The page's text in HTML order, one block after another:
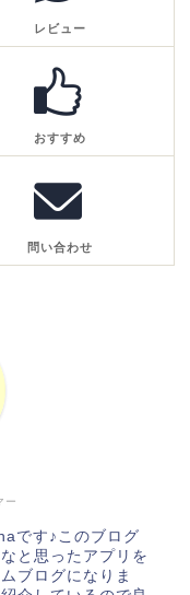
レビュー
おすすめ
問い合わせ
ー
です♪このブログ
と思ったアプリを
ブログになりま